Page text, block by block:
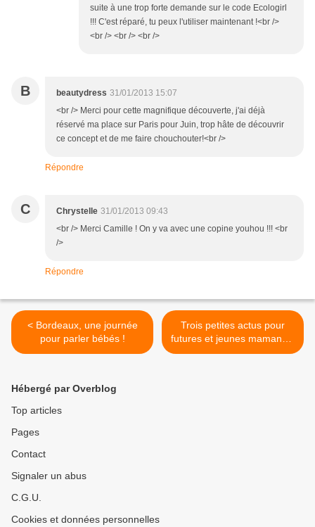
suite à une trop forte demande sur le code Ecologirl
!!! C'est réparé, tu peux l'utiliser maintenant !<br />
<br /> <br /> <br />
B beautydress 31/01/2013 15:07
<br /> Merci pour cette magnifique découverte, j'ai déjà
réservé ma place sur Paris pour Juin, trop hâte de découvrir
ce concept et de me faire chouchouter!<br />
Répondre
C Chrystelle 31/01/2013 09:43
<br /> Merci Camille ! On y va avec une copine youhou !!! <br
/>
Répondre
< Bordeaux, une journée
pour parler bébés !
Trois petites actus pour
futures et jeunes mamans...
>
Hébergé par Overblog
Top articles
Pages
Contact
Signaler un abus
C.G.U.
Cookies et données personnelles